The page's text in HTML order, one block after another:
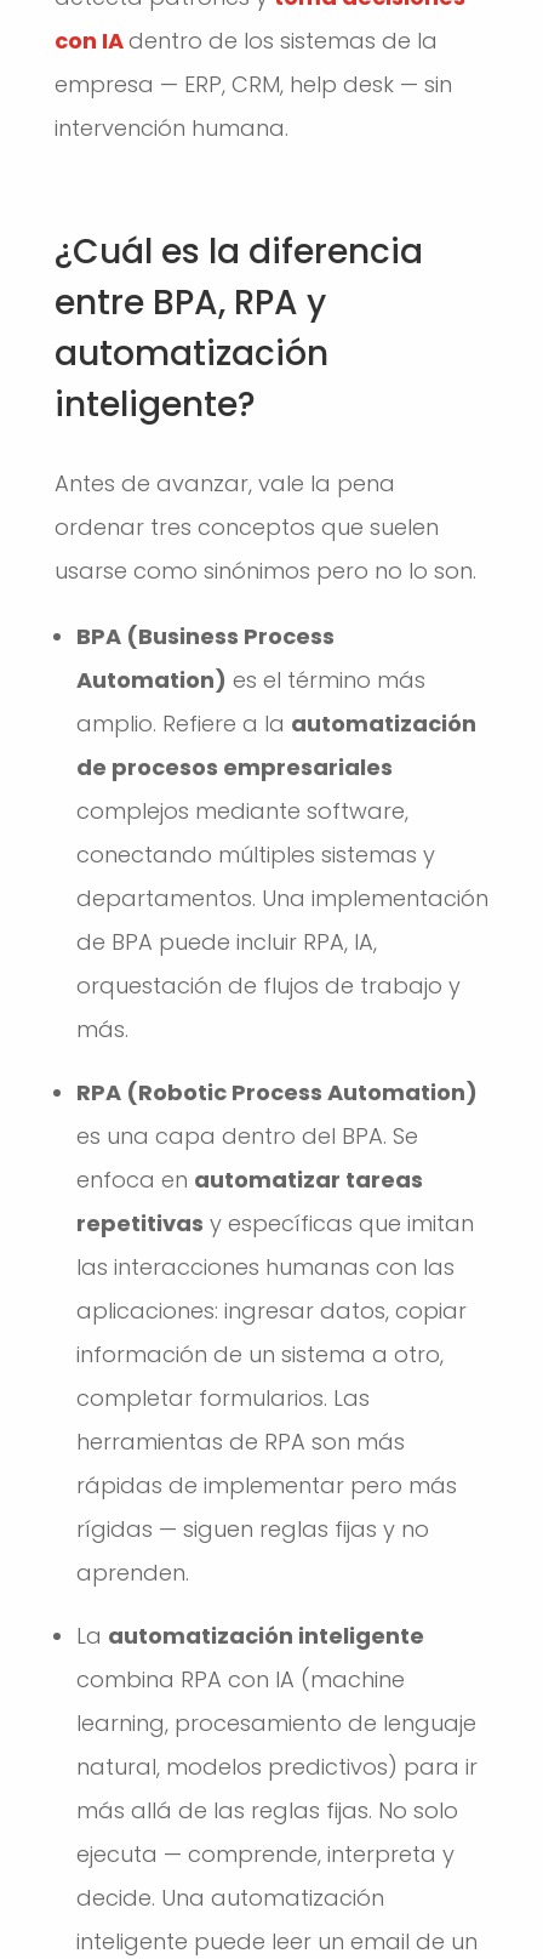
con IAdentro de los sistemas de la
empresa — ERP, CRM, help desk — sin
intervención humana.
¿Cuál es la diferencia
entre BPA, RPA y
automatización
inteligente?
Antes de avanzar, vale la pena
ordenar tres conceptos que suelen
usarse como sinónimos pero no lo son.
BPA (Business Process
Automation) es el término más
amplio. Refiere a la automatización
de procesos empresariales
complejos mediante software,
conectando múltiples sistemas y
departamentos. Una implementación
de BPA puede incluir RPA, IA,
orquestación de flujos de trabajo y
más.
RPA (Robotic Process Automation)
es una capa dentro del BPA. Se
enfoca en automatizar tareas
repetitivas y específicas que imitan
las interacciones humanas con las
aplicaciones: ingresar datos, copiar
información de un sistema a otro,
completar formularios. Las
herramientas de RPA son más
rápidas de implementar pero más
rígidas — siguen reglas fijas y no
aprenden.
La automatización inteligente
combina RPA con IA (machine
learning, procesamiento de lenguaje
natural, modelos predictivos) para ir
más allá de las reglas fijas. No solo
ejecuta — comprende, interpreta y
decide. Una automatización
inteligente puede leer un email de un